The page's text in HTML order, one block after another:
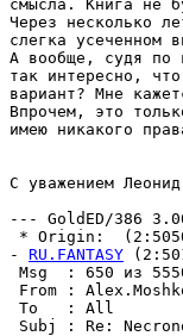
смысла. Книга не
Через несколько
слегка усеченном
А вообще, судя по
так интересно,
ваpиант? Мне
Впрочем, это
имею никакого
С уважением
--- GoldED/386
* Origin:
- RU.FANTASY
Msg  : 650 из
From :
To   : All
Subj : Re: